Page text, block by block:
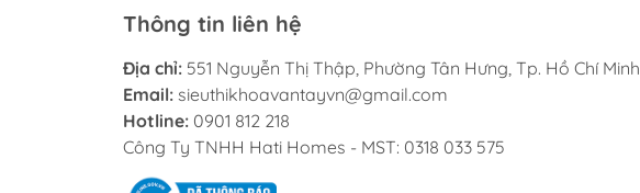
Thông tin liên hệ
Địa chỉ: 551 Nguyễn Thị Thập, Phường Tân Hưng, Tp. Hồ Chí Minh
Email: sieuthikhoavantayvn@gmail.com
Hotline: 0901 812 218
Công Ty TNHH Hati Homes - MST: 0318 033 575